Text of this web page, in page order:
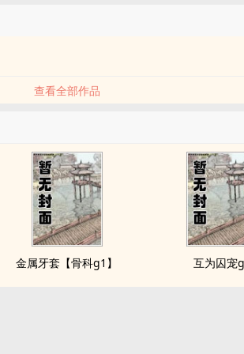
查看全部作品
金属牙套【骨科g1】 互为囚宠